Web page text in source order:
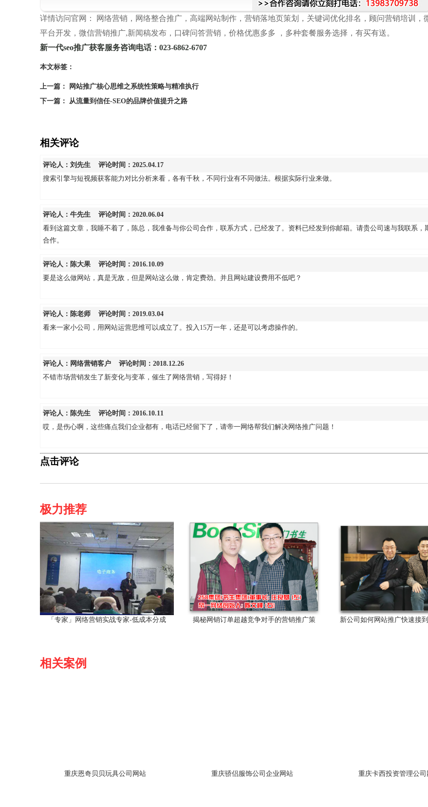
详情访问官网： 网络营销，网络整合推广，高端网站制作，营销落地页策划，关键词优化排名，顾问营销培训，
平台开发，微信营销推广,新闻稿发布，口碑问答营销，价格优惠多多 ，多种套餐服务选择，有买有送。
新一代seo推广获客服务咨询电话：023-6862-6707
本文标签：
上一篇： ‌网站推广核心思维之系统性策略与精准执行‌
下一篇： 从流量到信任-SEO的品牌价值提升之路
相关评论
评论人： 刘先生 评论时间：2025.04.17
搜索引擎与短视频获客能力对比分析来看，各有千秋，不同行业有不同做法。根据实际行业来做。
评论人： 牛先生 评论时间：2020.06.04
看到这篇文章，我睡不着了，陈总，我准备与你公司合作，联系方式，已经发了。资料已经发到你邮箱。请贵公司速与我联系，
合作。
评论人： 陈大果 评论时间：2016.10.09
要是这么做网站，真是无敌，但是网站这么做，肯定费劲。并且网站建设费用不低吧？
评论人： 陈老师 评论时间：2019.03.04
看来一家小公司，用网站运营思维可以成立了。投入15万一年，还是可以考虑操作的。
评论人： 网络营销客户 评论时间：2018.12.26
不错市场营销发生了新变化与变革，催生了网络营销，写得好！
评论人： 陈先生 评论时间：2016.10.11
哎，是伤心啊，这些痛点我们企业都有，电话已经留下了，请帝一网络帮我们解决网络推广问题！
点击评论
极力推荐
「专家」网络营销实战专家-低成本分成 揭秘网销订单超越竞争对手的营销推广策 新公司如何网站推广快速接
相关案例
重庆恩奇贝贝玩具公司网站 重庆骄侣服饰公司企业网站 重庆卡西投资管理公司